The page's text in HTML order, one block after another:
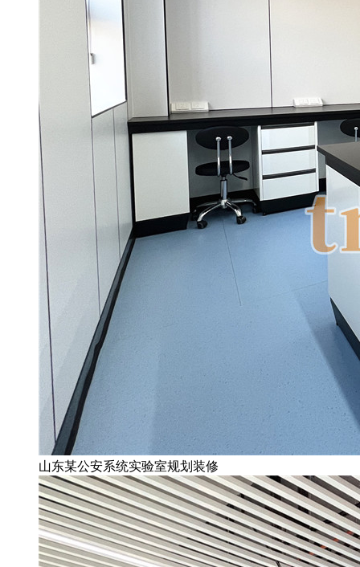
山东某公安系统实验室规划装修